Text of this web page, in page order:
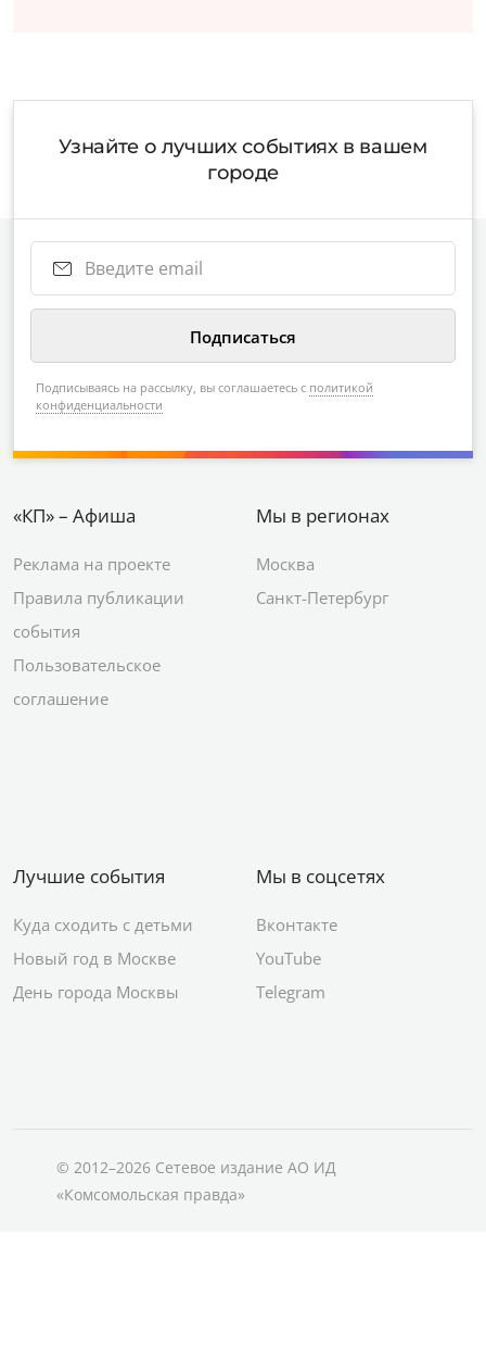
Узнайте о лучших событиях в вашем
городе
Подписываясь на рассылку, вы соглашаетесь с политикой
конфиденциальности
«КП» – Афиша
Реклама на проекте
Правила публикации
события
Пользовательское
соглашение
Мы в регионах
Москва
Санкт-Петербург
Лучшие события
Куда сходить с детьми
Новый год в Москве
День города Москвы
Мы в соцсетях
Вконтакте
YouTube
Telegram
© 2012–2026 Сетевое издание АО ИД
«Комсомольская правда»